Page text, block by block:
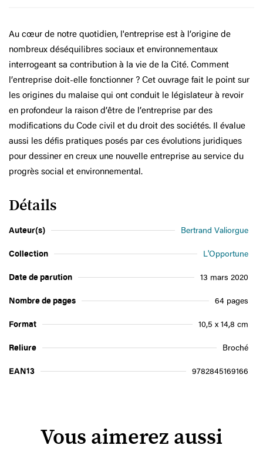
Au cœur de notre quotidien, l'entreprise est à l’origine de
nombreux déséquilibres sociaux et environnementaux
interrogeant sa contribution à la vie de la Cité. Comment
l’entreprise doit-elle fonctionner ? Cet ouvrage fait le point sur
les origines du malaise qui ont conduit le législateur à revoir
en profondeur la raison d’être de l’entreprise par des
modifications du Code civil et du droit des sociétés. Il évalue
aussi les défis pratiques posés par ces évolutions juridiques
pour dessiner en creux une nouvelle entreprise au service du
progrès social et environnemental.
Détails
Auteur(s) Bertrand Valiorgue
Collection L'Opportune
Date de parution 13 mars 2020
Nombre de pages 64 pages
Format 10,5 x 14,8 cm
Reliure Broché
EAN13 9782845169166
Vous aimerez aussi